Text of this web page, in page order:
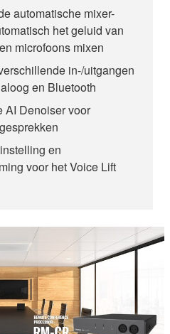
automatische mixer-
het geluid van
microfoons mixen
in-/uitgangen
en Bluetooth
AI Denoiser voor
en
voor het Voice Lift